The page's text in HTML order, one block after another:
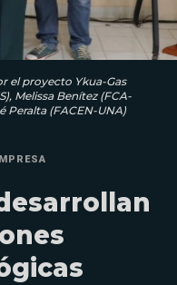
el proyecto Ykua-Gas
Melissa Benítez (FCA-
Peralta (FACEN-UNA)